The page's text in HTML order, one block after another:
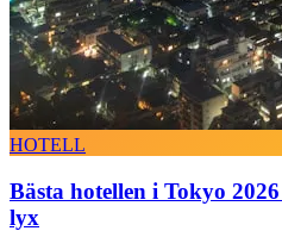
HOTELL
Bästa hotellen i Tokyo
lyx